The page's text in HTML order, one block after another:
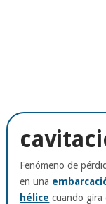
Fenómeno de
en una
hélice cuando gira